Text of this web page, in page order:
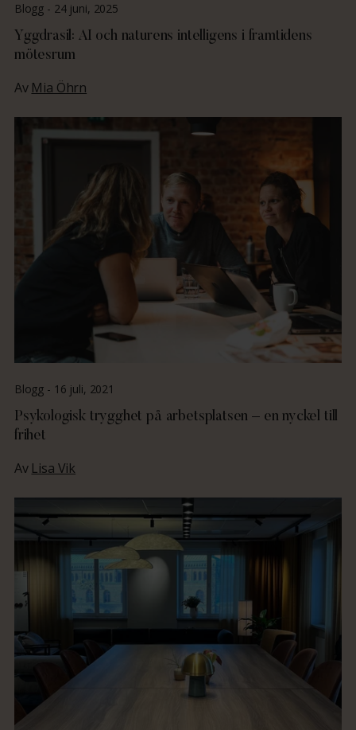
Blogg - 24 juni, 2025
Yggdrasil: AI och naturens intelligens i framtidens
mötesrum
Av Mia Öhrn
Blogg - 16 juli, 2021
Psykologisk trygghet på arbetsplatsen – en nyckel till
frihet
Av Lisa Vik